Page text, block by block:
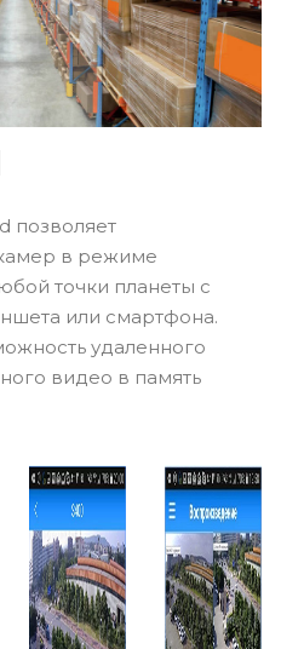
позволяет
в режиме
точки планеты с
или смартфона.
удаленного
видео в память